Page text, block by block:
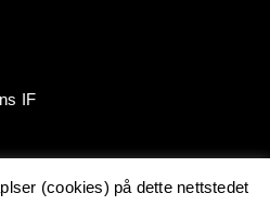
IF
(cookies) på dette nettstedet